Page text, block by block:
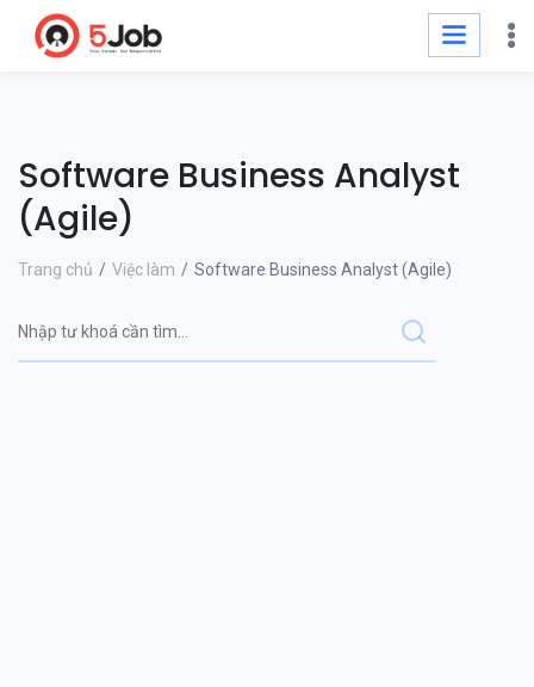
Software Business Analyst
(Agile)
Trang chủ Việc làm Software Business Analyst (Agile)